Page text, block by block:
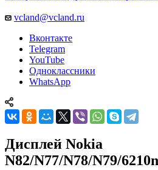
Одноклассники
Дисплей Nokia
N82/N77/N78/N79/
—
Каталог
—